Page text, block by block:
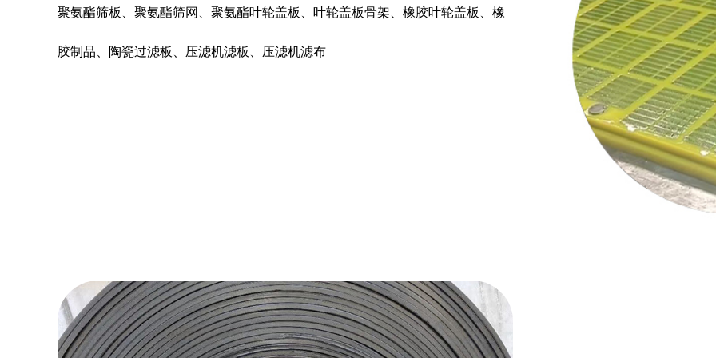
聚氨酯筛板、聚氨酯筛网、聚氨酯叶轮盖板、叶轮盖板骨架、橡胶叶轮盖板、橡
胶制品、陶瓷过滤板、压滤机滤板、压滤机滤布